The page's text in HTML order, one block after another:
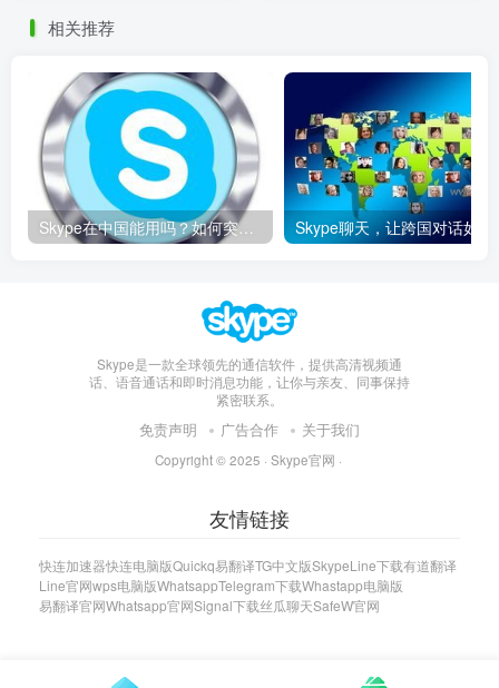
相关推荐
Skype在中国能用吗？如何突破限制畅享全球通话
Skype是一款全球领先的通信软件，提供高清视频通
话、语音通话和即时消息功能，让你与亲友、同事保持
紧密联系。
免责声明 广告合作 关于我们
Copyright © 2025 · Skype官网 ·
友情链接
快连加速器快连电脑版Quickq易翻译TG中文版SkypeLine下载有道翻译
Line官网wps电脑版WhatsappTelegram下载Whastapp电脑版
易翻译官网Whatsapp官网Signal下载丝瓜聊天SafeW官网